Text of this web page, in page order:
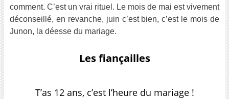
comment. C’est un vrai rituel. Le mois de mai est vivement
déconseillé, en revanche, juin c’est bien, c’est le mois de
Junon, la déesse du mariage.
Les fiançailles
T’as 12 ans, c’est l’heure du mariage !